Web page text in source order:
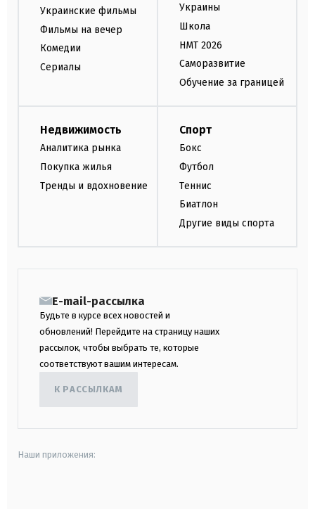
Украинские фильмы
Фильмы на вечер
Комедии
Сериалы
Украины
Школа
НМТ 2026
Саморазвитие
Обучение за границей
Недвижимость
Аналитика рынка
Покупка жилья
Тренды и вдохновение
Спорт
Бокс
Футбол
Теннис
Биатлон
Другие виды спорта
E-mail-рассылка
Будьте в курсе всех новостей и
обновлений! Перейдите на страницу наших
рассылок, чтобы выбрать те, которые
соответствуют вашим интересам.
К РАССЫЛКАМ
Наши приложения: